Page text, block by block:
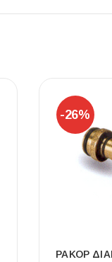
-26%
ΡΑΚΟΡ